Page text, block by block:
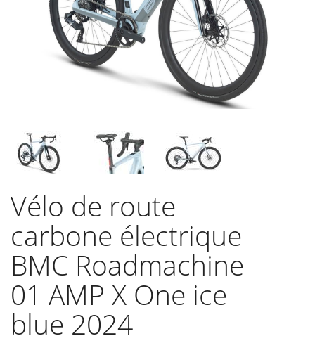
Vélo de route
carbone électrique
BMC Roadmachine
01 AMP X One ice
blue 2024